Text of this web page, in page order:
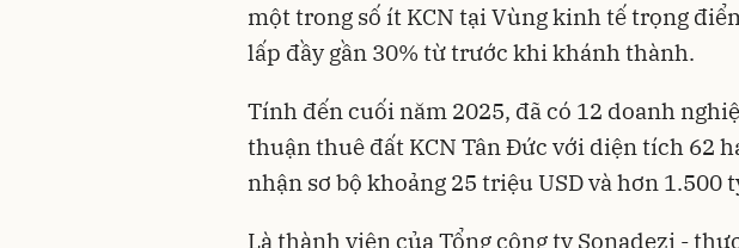
một trong số ít KCN tại Vùng kinh tế trọng
lấp đầy gần 30% từ trước khi khánh thành.
Tính đến cuối năm 2025, đã có 12 doanh
thuận thuê đất KCN Tân Đức với diện tích 62
nhận sơ bộ khoảng 25 triệu USD và hơn 1.500
Là thành viên của Tổng công ty Sonadezi -